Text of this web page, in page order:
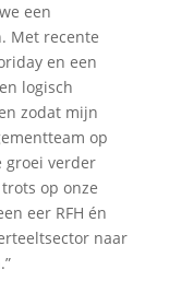
een
Met recente
en een
logisch
zodat mijn
op
groei verder
op onze
eer RFH én
naar